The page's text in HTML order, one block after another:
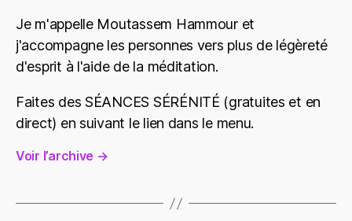
Je m'appelle Moutassem Hammour et
j'accompagne les personnes vers plus de légèreté
d'esprit à l'aide de la méditation.
Faites des SÉANCES SÉRÉNITÉ (gratuites et en
direct) en suivant le lien dans le menu.
Voir l’archive →